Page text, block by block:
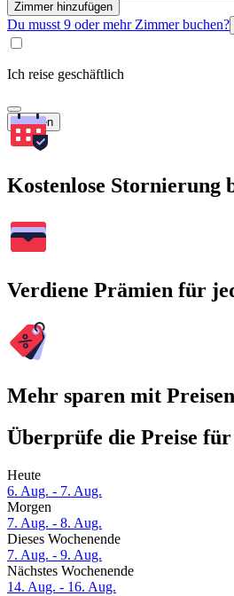
Zimmer hinzufügen
Du musst 9 oder mehr Zimmer buchen?
Ich reise geschäftlich
Suchen
Kostenlose Stornierung
Verdiene Prämien für
Mehr sparen mit
Überprüfe die Preise für
Heute
6. Aug. - 7. Aug.
Morgen
7. Aug. - 8. Aug.
Dieses Wochenende
7. Aug. - 9. Aug.
Nächstes Wochenende
14. Aug. - 16. Aug.